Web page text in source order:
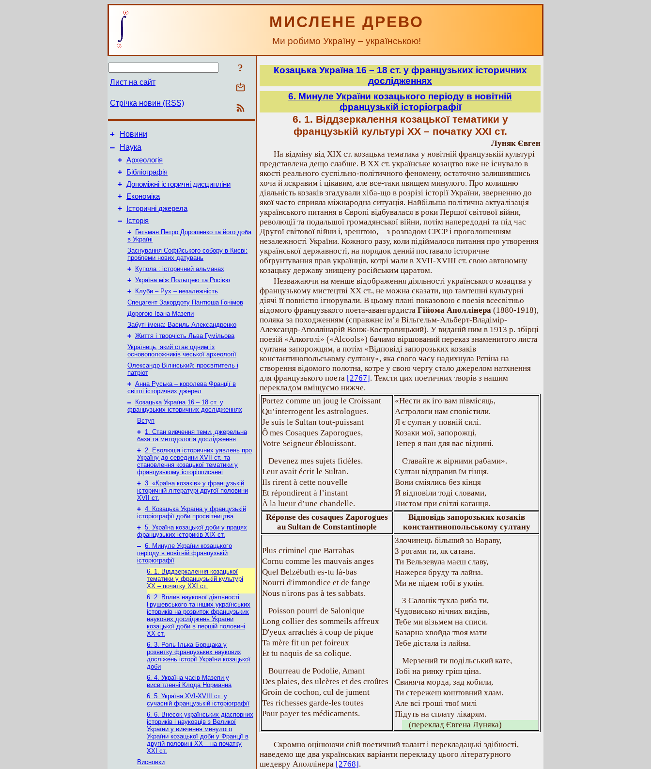
МИСЛЕНЕ ДРЕВО
Ми робимо Україну – українською!
?
Лист на сайт
Стрічка новин (RSS)
+ Новини
–
Наука
+ Археологія
+ Бібліографія
+ Допоміжні історичні дисципліни
+ Економіка
+ Історичні джерела
– Історія
+
Гетьман Петро Дорошенко та його доба
в Україні
Заснування Софійського собору в Києві:
проблеми нових датувань
+
Купола : історичний альманах
+ Україна між Польщею та Росією
+
Клуби – Рух – незалежність
Спецагент Закордоту Пантюша Гонімов
Дорогою Івана Мазепи
Забуті імена: Василь Александренко
+ Життя і творчість Льва Гумільова
Українець, який став одним із
основоположників чеської археології
Олександр Вілінський: просвітитель і
патріот
+ Анна Руська – королева Франції в
світлі історичних джерел
–
Козацька Україна 16 – 18 ст. у
французьких історичних дослідженнях
Вступ
+ 1. Стан вивчення теми, джерельна
база та методологія дослідження
+ 2. Еволюція історичних уявлень про
Україну до середини ХVІІ ст. та
становлення козацької тематики у
французькому історіописанні
+ 3. «Країна козаків» у французькій
історичній літературі другої половини
ХVІІ ст.
+ 4. Козацька Україна у французькій
історіографії доби просвітництва
+ 5. Україна козацької доби у працях
французьких істориків ХІХ ст.
– 6. Минуле України козацького
періоду в новітній французькій
історіографії
6. 1. Віддзеркалення козацької
тематики у французькій культурі
ХХ – початку ХХІ ст.
6. 2. Вплив наукової діяльності
Грушевського та інших українських
істориків на розвиток французьких
наукових досліджень України
козацької доби в першій половині
ХХ ст.
6. 3. Роль Ілька Борщака у
розвитку французьких наукових
досліжень історії України козацької
доби
6. 4. Україна часів Мазепи у
висвітленні Клода Норманна
6. 5. Україна ХVІ-ХVІІІ ст. у
сучасній французькій історіографії
6. 6. Внесок українських діаспорних
істориків і науковців з Великої
України у вивчення минулого
України козацької доби у Франції в
другій половині ХХ – на початку
ХХІ ст.
Висновки
Козацька Україна 16 – 18 ст. у французьких історичних
дослідженнях
6. Минуле України козацького періоду в новітній
французькій історіографії
6. 1. Віддзеркалення козацької тематики у
французькій культурі ХХ – початку ХХІ ст.
Луняк Євген
На відміну від ХІХ ст. козацька тематика у новітній французькій культурі
представлена дещо слабше. В ХХ ст. українське козацтво вже не існувало в
якості реального суспільно-політичного феномену, остаточно залишившись
хоча й яскравим і цікавим, але все-таки явищем минулого. Про колишню
діяльність козаків згадували хіба-що в розрізі історії України, зверненню до
якої часто сприяла міжнародна ситуація. Найбільша політична актуалізація
українського питання в Європі відбувалася в роки Першої світової війни,
революції та подальшої громадянської війни, потім напередодні та під час
Другої світової війни і, зрештою, – з розпадом СРСР і проголошенням
незалежності України. Кожного разу, коли підіймалося питання про утворення
української державності, на порядок дений поставало історичне
обґрунтування прав українців, котрі мали в ХVІІ-ХVІІІ ст. свою автономну
козацьку державу знищену російським царатом.
Незважаючи на менше відображення діяльності українського козацтва у
французькому мистецтві ХХ ст., не можна сказати, що тамтешні культурні
діячі її повністю ігнорували. В цьому плані показовою є поезія всесвітньо
відомого французького поета-авангардиста Гійома Аполлінера (1880-1918),
поляка за походженням (справжнє ім’я Вільгельм-Альберт-Владімір-
Александр-Аполлінарій Вонж-Костровицький). У виданій ним в 1913 р. збірці
поезій «Алкоголі» («Alcools») бачимо віршований переказ знаменитого листа
султана запорожцям, а потім «Відповіді запорозьких козаків
константинопольському султану», яка свого часу надихнула Рєпіна на
створення відомого полотна, котре у свою чергу стало джерелом натхнення
для французького поета [2767]. Тексти цих поетичних творів з нашим
перекладом вміщуємо нижче.
Portez comme un joug le Croissant
Qu’interrogent les astrologues.
Je suis le Sultan tout-puissant
Ô mes Cosaques Zaporogues,
Votre Seigneur éblouissant.
Devenez mes sujets fidèles.
Leur avait écrit le Sultan.
Ils rirent à cette nouvelle
Et répondirent à l’instant
À la lueur d’une chandelle.
«Нести як іго вам півмісяць,
Астрологи нам сповістили.
Я є султан у повній силі.
Козаки мої, запорожці,
Тепер я пан для вас віднині.
Ставайте ж вірними рабами».
Султан відправив їм гінця.
Вони сміялись без кінця
Й відповіли тоді словами,
Листом при світлі каганця.
Réponse des cosaques Zaporogues
au Sultan de Constantinople
Відповідь запорозьких козаків
константинопольському султану
Plus criminel que Barrabas
Cornu comme les mauvais anges
Quel Belzébuth es-tu là-bas
Nourri d'immondice et de fange
Nous n'irons pas à tes sabbats.
Poisson pourri de Salonique
Long collier des sommeils affreux
D'yeux arrachés à coup de pique
Ta mère fit un pet foireux
Et tu naquis de sa colique.
Bourreau de Podolie, Amant
Des plaies, des ulcères et des croûtes
Groin de cochon, cul de jument
Tes richesses garde-les toutes
Pour payer tes médicaments.
Злочинець більший за Вараву,
З рогами ти, як сатана.
Ти Вельзевула маєш славу,
Нажерся бруду та лайна.
Ми не підем тобі в уклін.
З Салонік тухла риба ти,
Чудовисько нічних видінь,
Тебе ми візьмем на списи.
Базарна хвойда твоя мати
Тебе дістала із лайна.
Мерзений ти подільський кате,
Тобі на ринку гріш ціна.
Свиняча морда, зад кобили,
Ти стережеш коштовний хлам.
Але всі гроші твої милі
Підуть на сплату лікарям.
(переклад Євгена Луняка)
Скромно оцінюючи свій поетичний талант і перекладацькі здібності,
наведемо ще два українських варіанти перекладу цього літературного
шедевру Аполлінера [2768].